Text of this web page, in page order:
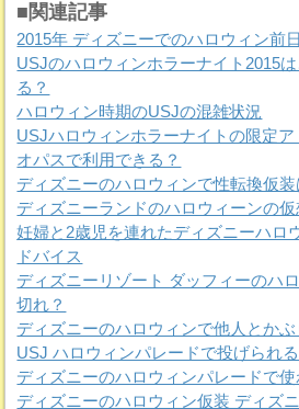
■関連記事
2015年 ディズニーでのハロウィン前
USJのハロウィンホラーナイト2015
る？
ハロウィン時期のUSJの混雑状況
USJハロウィンホラーナイトの限定
オパスで利用できる？
ディズニーのハロウィンで性転換仮
ディズニーランドのハロウィーンの
妊婦と2歳児を連れたディズニーハロ
ドバイス
ディズニーリゾート ダッフィーのハ
切れ？
ディズニーのハロウィンで他人とか
USJ ハロウィンパレードで投げられ
ディズニーのハロウィンパレードで
ディズニーのハロウィン仮装 ディズ